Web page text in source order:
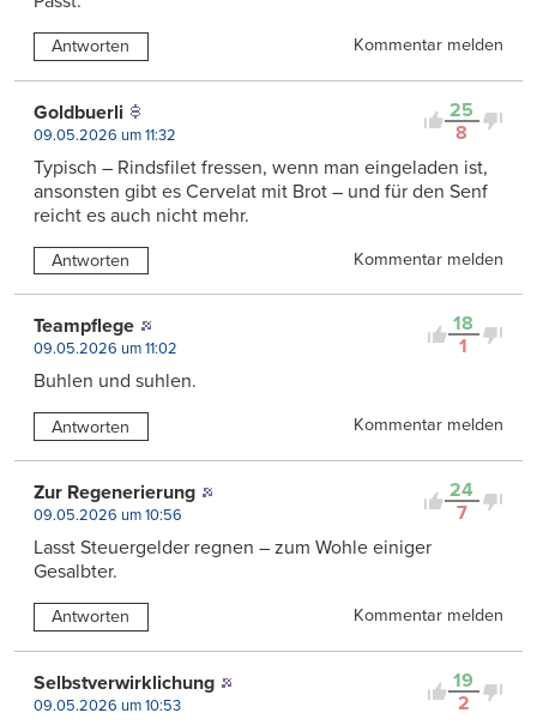
Antworten Kommentar melden
25
8
Goldbuerli
09.05.2026 um 11:32
Typisch – Rindsfilet fressen, wenn man eingeladen ist,
ansonsten gibt es Cervelat mit Brot – und für den Senf
reicht es auch nicht mehr.
Antworten Kommentar melden
18
1
Teampflege
09.05.2026 um 11:02
Buhlen und suhlen.
Antworten Kommentar melden
24
7
Zur Regenerierung
09.05.2026 um 10:56
Lasst Steuergelder regnen – zum Wohle einiger
Gesalbter.
Antworten Kommentar melden
19
2
Selbstverwirklichung
09.05.2026 um 10:53